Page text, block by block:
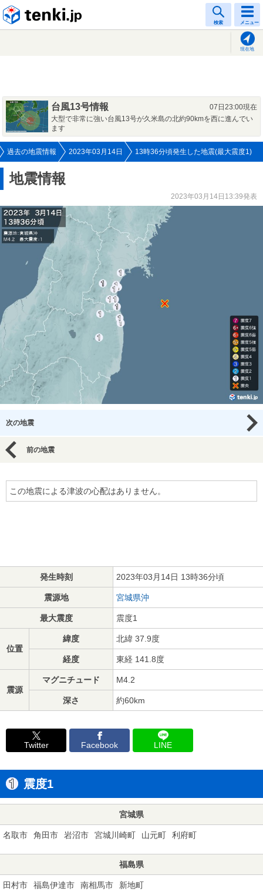
検索 メニュー
現在地
台風13号情報
07日23:00現在
大型で非常に強い台風13号が久米島の北約90kmを西に進んでい
ます
過去の地震情報 2023年03月14日 13時36分頃発生した地震(最大震度1)
地震情報
2023年03月14日13:39発表
次の地震
前の地震
この地震による津波の心配はありません。
発生時刻 2023年03月14日 13時36分頃
震源地 宮城県沖
最大震度 震度1
位置
緯度 北緯 37.9度
経度 東経 141.8度
震源
マグニチュード M4.2
深さ 約60km
Twitter Facebook LINE
震度1
宮城県
名取市 角田市 岩沼市 宮城川崎町 山元町 利府町
福島県
田村市 福島伊達市 南相馬市 新地町